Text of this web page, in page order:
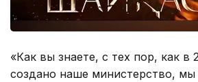
«Как вы знаете, с тех пор, как в
создано наше министерство,